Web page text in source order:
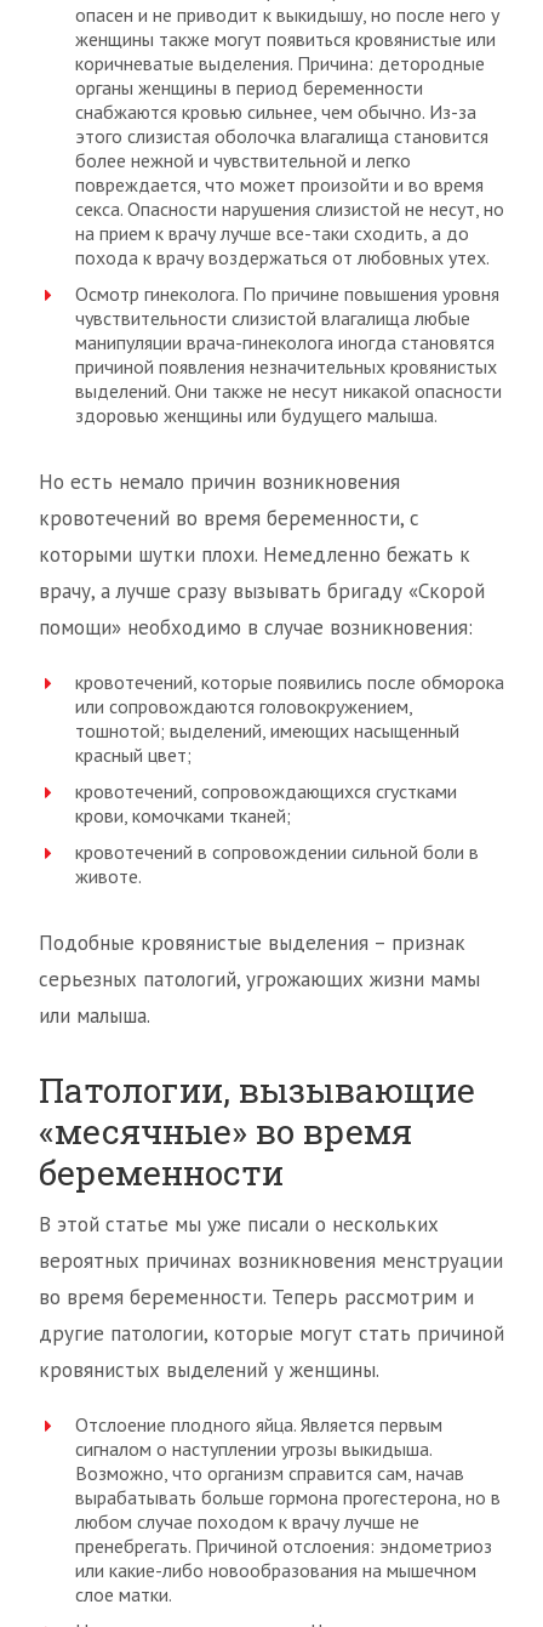
опасен и не приводит к выкидышу, но после него у
женщины также могут появиться кровянистые или
коричневатые выделения. Причина: детородные
органы женщины в период беременности
снабжаются кровью сильнее, чем обычно. Из-за
этого слизистая оболочка влагалища становится
более нежной и чувствительной и легко
повреждается, что может произойти и во время
секса. Опасности нарушения слизистой не несут, но
на прием к врачу лучше все-таки сходить, а до
похода к врачу воздержаться от любовных утех.
Осмотр гинеколога. По причине повышения уровня
чувствительности слизистой влагалища любые
манипуляции врача-гинеколога иногда становятся
причиной появления незначительных кровянистых
выделений. Они также не несут никакой опасности
здоровью женщины или будущего малыша.
Но есть немало причин возникновения
кровотечений во время беременности, с
которыми шутки плохи. Немедленно бежать к
врачу, а лучше сразу вызывать бригаду «Скорой
помощи» необходимо в случае возникновения:
кровотечений, которые появились после обморока
или сопровождаются головокружением,
тошнотой; выделений, имеющих насыщенный
красный цвет;
кровотечений, сопровождающихся сгустками
крови, комочками тканей;
кровотечений в сопровождении сильной боли в
животе.
Подобные кровянистые выделения – признак
серьезных патологий, угрожающих жизни мамы
или малыша.
Патологии, вызывающие
«месячные» во время
беременности
В этой статье мы уже писали о нескольких
вероятных причинах возникновения менструации
во время беременности. Теперь рассмотрим и
другие патологии, которые могут стать причиной
кровянистых выделений у женщины.
Отслоение плодного яйца. Является первым
сигналом о наступлении угрозы выкидыша.
Возможно, что организм справится сам, начав
вырабатывать больше гормона прогестерона, но в
любом случае походом к врачу лучше не
пренебрегать. Причиной отслоения: эндометриоз
или какие-либо новообразования на мышечном
слое матки.